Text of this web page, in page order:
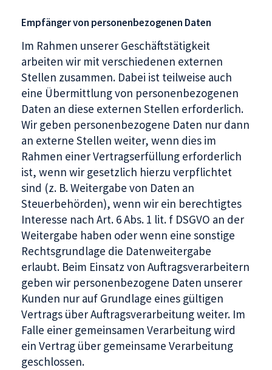
Empfänger von personenbezogenen Daten
Im Rahmen unserer Geschäftstätigkeit
arbeiten wir mit verschiedenen externen
Stellen zusammen. Dabei ist teilweise auch
eine Übermittlung von personenbezogenen
Daten an diese externen Stellen erforderlich.
Wir geben personenbezogene Daten nur dann
an externe Stellen weiter, wenn dies im
Rahmen einer Vertragserfüllung erforderlich
ist, wenn wir gesetzlich hierzu verpflichtet
sind (z. B. Weitergabe von Daten an
Steuerbehörden), wenn wir ein berechtigtes
Interesse nach Art. 6 Abs. 1 lit. f DSGVO an der
Weitergabe haben oder wenn eine sonstige
Rechtsgrundlage die Datenweitergabe
erlaubt. Beim Einsatz von Auftragsverarbeitern
geben wir personenbezogene Daten unserer
Kunden nur auf Grundlage eines gültigen
Vertrags über Auftragsverarbeitung weiter. Im
Falle einer gemeinsamen Verarbeitung wird
ein Vertrag über gemeinsame Verarbeitung
geschlossen.